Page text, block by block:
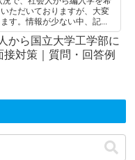
ただいておりますが、大変
す。情報が少ない中、記...
から国立大学工学部に
対策｜質問・回答例